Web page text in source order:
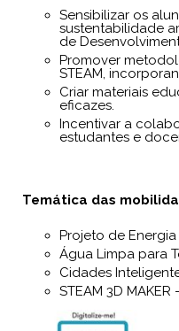
Sensibilizar os
sustentabilidade
de
Promover
STEAM,
Criar materiais
eficazes.
Incentivar a
estudantes e
Temática das
Projeto de Energia
Água Limpa para
Cidades
STEAM 3D